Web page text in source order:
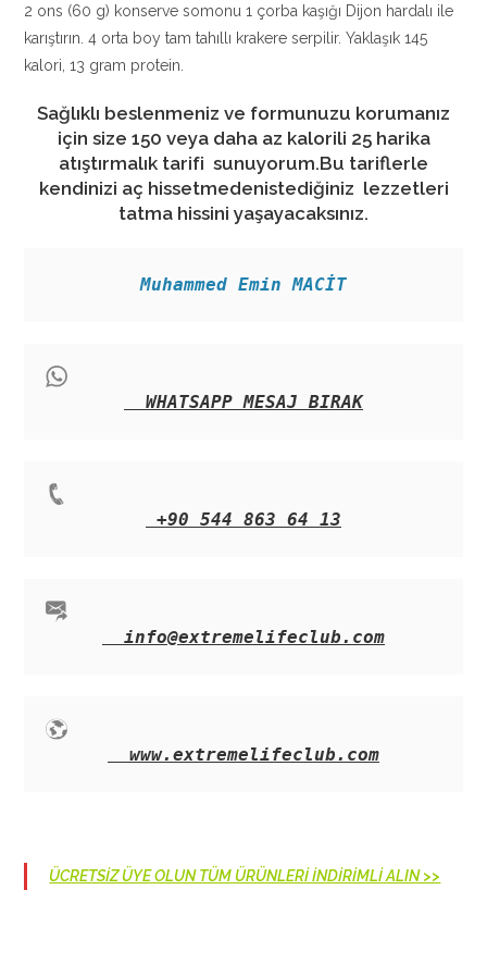
2 ons (60 g) konserve somonu 1 çorba kaşığı Dijon hardalı ile
karıştırın. 4 orta boy tam tahıllı krakere serpilir. Yaklaşık 145
kalori, 13 gram protein.
Sağlıklı beslenmeniz ve formunuzu korumanız
için size 150 veya daha az kalorili 25 harika
atıştırmalık tarifi sunuyorum.Bu tariflerle
kendinizi aç hissetmedenistediğiniz lezzetleri
tatma hissini yaşayacaksınız.
Muhammed Emin MACİT
WHATSAPP MESAJ BIRAK
+90 544 863 64 13
info@extremelifeclub.com
www.extremelifeclub.com
ÜCRETSİZ ÜYE OLUN TÜM ÜRÜNLERİ İNDİRİMLİ ALIN >>